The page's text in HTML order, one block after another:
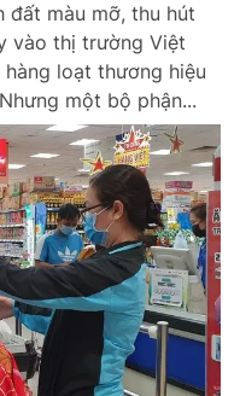
đất màu mỡ, thu hút
vào thị trường Việt
loạt thương hiệu
một bộ phận...